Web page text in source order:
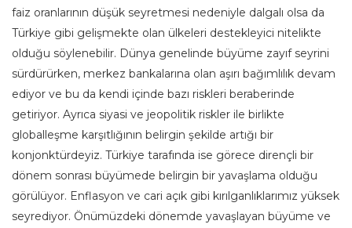
faiz oranlarının düşük seyretmesi nedeniyle dalgalı olsa da
Türkiye gibi gelişmekte olan ülkeleri destekleyici nitelikte
olduğu söylenebilir. Dünya genelinde büyüme zayıf seyrini
sürdürürken, merkez bankalarına olan aşırı bağımlılık devam
ediyor ve bu da kendi içinde bazı riskleri beraberinde
getiriyor. Ayrıca siyasi ve jeopolitik riskler ile birlikte
globalleşme karşıtlığının belirgin şekilde artığı bir
konjonktürdeyiz. Türkiye tarafında ise görece dirençli bir
dönem sonrası büyümede belirgin bir yavaşlama olduğu
görülüyor. Enflasyon ve cari açık gibi kırılganlıklarımız yüksek
seyrediyor. Önümüzdeki dönemde yavaşlayan büyüme ve